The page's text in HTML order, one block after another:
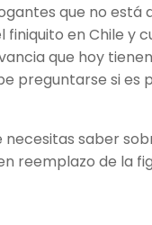
que no está
finiquito en Chile y
que hoy
preguntarse si
saber
reemplazo de la